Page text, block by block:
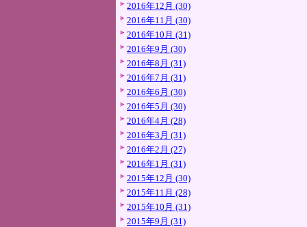
2016年12月 (30)
2016年11月 (30)
2016年10月 (31)
2016年9月 (30)
2016年8月 (31)
2016年7月 (31)
2016年6月 (30)
2016年5月 (30)
2016年4月 (28)
2016年3月 (31)
2016年2月 (27)
2016年1月 (31)
2015年12月 (30)
2015年11月 (28)
2015年10月 (31)
2015年9月 (31)